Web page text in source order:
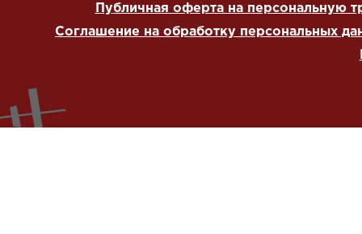
Публичная оферта на персональную
Соглашение на обработку персональных